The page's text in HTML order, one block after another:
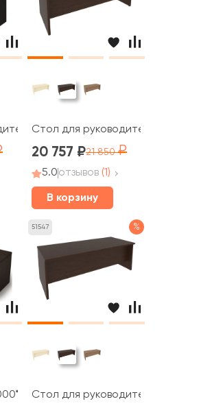
2000x960x765 Фёст / First
Стол для руководителя
20 757 21 850
5.0отзывов (1)
В корзину
4С.020 ТАЙМ-МАКС /
51547 %
Стол для руководителя